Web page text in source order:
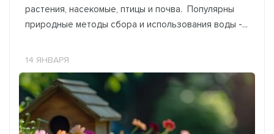
растения, насекомые, птицы и почва. Популярны
природные методы сбора и использования воды -...
14 ЯНВАРЯ